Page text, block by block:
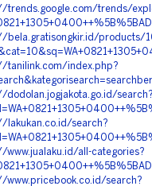
trends.google.com/trends/
bela.gratisongkir.id/products/
tanilink.com/index.php?
dodolan.jogjakota.go.id/search?
lakukan.co.id/search?
www.jualaku.id/all-categories?
www.pricebook.co.id/search?